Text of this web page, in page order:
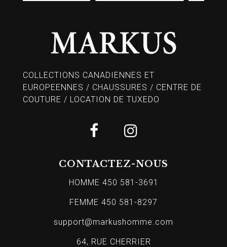
COLLECTIONS CANADIENNES ET
EUROPEENNES / CHAUSSURES / CENTRE DE
COUTURE / LOCATION DE TUXEDO
CONTACTEZ-NOUS
HOMME 450 581-3691
FEMME 450 581-8297
support@markushomme.com
64, RUE CHERRIER